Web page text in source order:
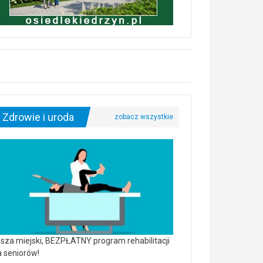
Zdrowie i uroda
miejski, BEZPŁATNY program rehabilitacji
seniorów!